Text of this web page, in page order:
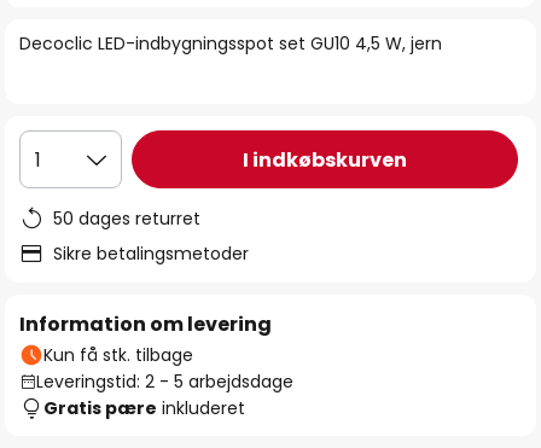
Decoclic LED-indbygningsspot set GU10 4,5 W, jern
1 I indkøbskurven
50 dages returret
Sikre betalingsmetoder
Information om levering
Kun få stk. tilbage
Leveringstid: 2 - 5 arbejdsdage
Gratis pære inkluderet